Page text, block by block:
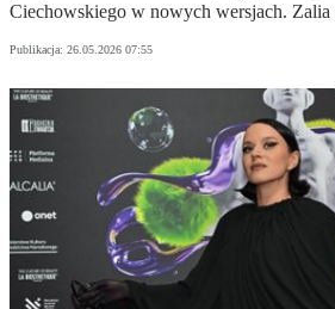
Ciechowskiego w nowych wersjach. Zalia
Publikacja: 26.05.2026 07:55